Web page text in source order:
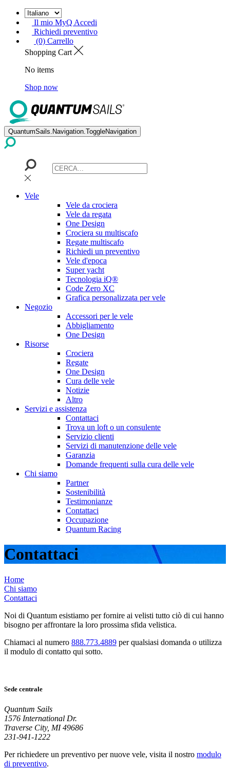
Il mio MyQ Accedi
Richiedi preventivo
(0) Carrello
Shopping Cart
No items
Shop now
QuantumSails.Navigation.ToggleNavigation
Vele
Vele da crociera
Vele da regata
One Design
Crociera su multiscafo
Regate multiscafo
Richiedi un preventivo
Vele d'epoca
Super yacht
Tecnologia iQ®
Code Zero XC
Grafica personalizzata per vele
Negozio
Accessori per le vele
Abbigliamento
One Design
Risorse
Crociera
Regate
One Design
Cura delle vele
Notizie
Altro
Servizi e assistenza
Contattaci
Trova un loft o un consulente
Servizio clienti
Servizi di manutenzione delle vele
Garanzia
Domande frequenti sulla cura delle vele
Chi siamo
Partner
Sostenibilità
Testimonianze
Contattaci
Occupazione
Quantum Racing
Contattaci
Home
Chi siamo
Contattaci
Noi di Quantum esistiamo per fornire ai velisti tutto ciò di cui hanno
bisogno per affrontare la loro prossima sfida velistica.
Chiamaci al numero 888.773.4889 per qualsiasi domanda o utilizza
il modulo di contatto qui sotto.
Sede centrale
Quantum Sails
1576 International Dr.
Traverse City, MI 49686
231-941-1222
Per richiedere un preventivo per nuove vele, visita il nostro modulo
di preventivo.